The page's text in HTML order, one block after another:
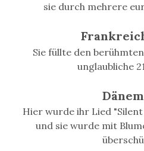
sie durch mehrere
Sie füllte den
unglaubliche
Hier wurde ihr Lied
und sie wurde mit